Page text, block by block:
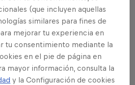
(que incluyen aquellas
similares para fines de
mejorar tu experiencia en
tu consentimiento mediante la
en el pie de página en
mayor información, consulta la
y la Configuración de cookies